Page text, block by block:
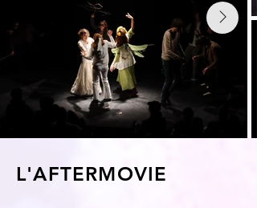
L'AFTERMOVIE